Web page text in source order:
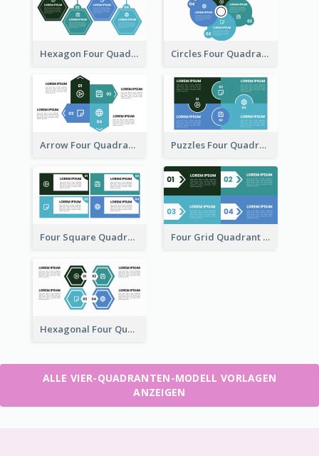
Hexagon Four Quadrant Diagram Circles Four Quadrant Model
Arrow Four Quadrant Model Puzzles Four Quadrant Model
Four Square Quadrant Model Four Grid Quadrant Model
Hexagonal Four Quadrant Model
ALLE VIER-QUADRANTEN-MODELL VORLAGEN
ANZEIGEN